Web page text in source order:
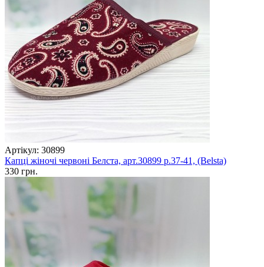
Артікул: 30899
Капці жіночі червоні Белста, арт.30899 р.37-41, (Belsta)
330 грн.